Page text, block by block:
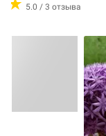
5.0 / 3 отзыва